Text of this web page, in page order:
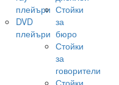
плейъри
DVD
плейъри
Стойки
за
бюро
Стойки
за
говорители
Стойки